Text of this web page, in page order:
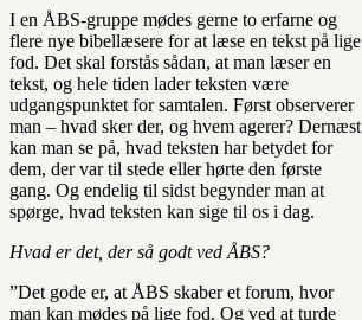
I en ÅBS-gruppe mødes gerne to erfarne og
flere nye bibellæsere for at læse en tekst på lige
fod. Det skal forstås sådan, at man læser en
tekst, og hele tiden lader teksten være
udgangspunktet for samtalen. Først observerer
man – hvad sker der, og hvem agerer? Dernæst
kan man se på, hvad teksten har betydet for
dem, der var til stede eller hørte den første
gang. Og endelig til sidst begynder man at
spørge, hvad teksten kan sige til os i dag.
Hvad er det, der så godt ved ÅBS?
”Det gode er, at ÅBS skaber et forum, hvor
man kan mødes på lige fod. Og ved at turde